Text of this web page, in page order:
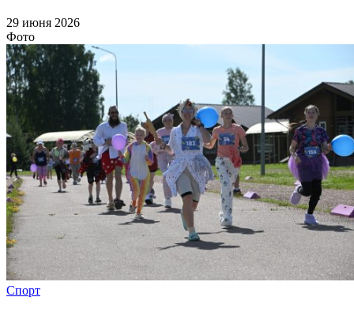
29 июня 2026
Фото
Спорт